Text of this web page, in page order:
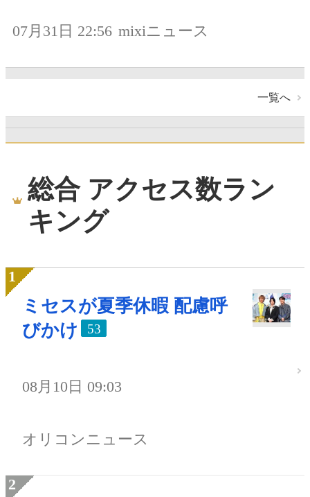
07月31日 22:56 mixiニュース
一覧へ
総合 アクセス数ラン
キング
ミセスが夏季休暇 配慮呼
びかけ
53
08月10日 09:03
オリコンニュース